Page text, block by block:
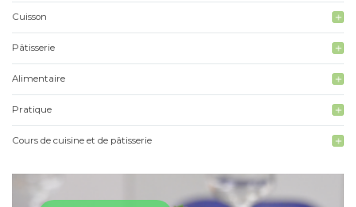
Cuisson add
Pâtisserie add
Alimentaire add
Pratique add
Cours de cuisine et de pâtisserie add